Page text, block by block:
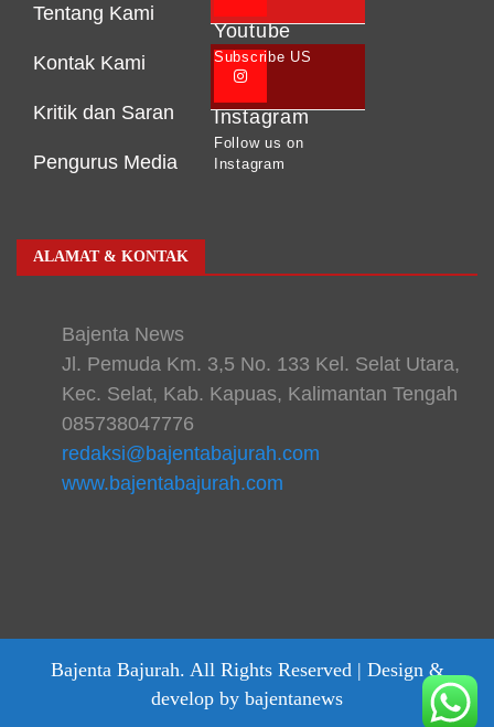
Tentang Kami
Kontak Kami
Kritik dan Saran
Pengurus Media
Youtube
Subscribe US
Instagram
Follow us on
Instagram
ALAMAT & KONTAK
Bajenta News
Jl. Pemuda Km. 3,5 No. 133 Kel. Selat Utara,
Kec. Selat, Kab. Kapuas, Kalimantan Tengah
085738047776
redaksi@bajentabajurah.com
www.bajentabajurah.com
Bajenta Bajurah. All Rights Reserved | Design &
develop by bajentanews